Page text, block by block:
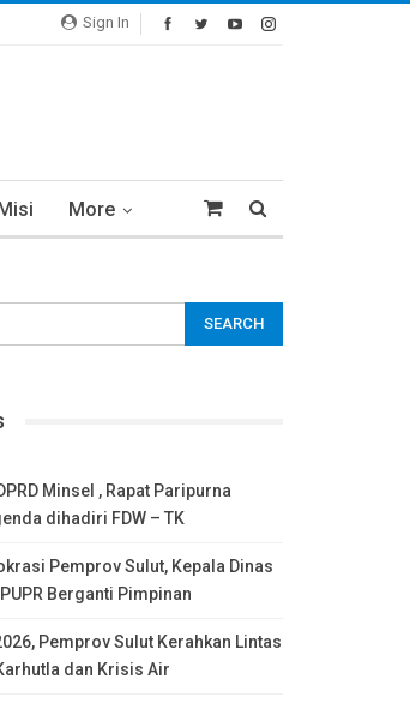
Sign In
More
Minsel , Rapat Paripurna
dihadiri FDW – TK
Pemprov Sulut, Kepala Dinas
Berganti Pimpinan
Pemprov Sulut Kerahkan Lintas
dan Krisis Air